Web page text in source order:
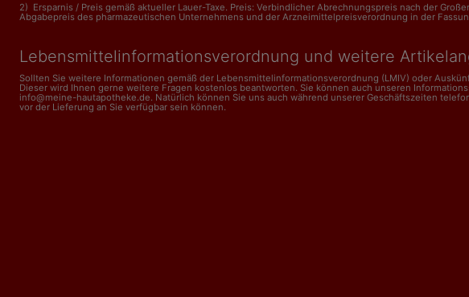
2) Ersparnis / Preis gemäß aktueller Lauer-Taxe. Preis: Verbindlicher Abrechnungspreis nach der
Abgabepreis des pharmazeutischen Unternehmens und der Arzneimittelpreisverordnung in der
Lebensmittelinformations­verordnung und weitere
Sollten Sie weitere Informationen gemäß der Lebensmittel­informations­verordnung (LMIV) oder
Dieser wird Ihnen gerne weitere Fragen kostenlos beantworten. Sie können auch unseren
info@meine-hautapotheke.de. Natürlich können Sie uns auch während unserer Geschäftszeiten
vor der Lieferung an Sie verfügbar sein können.